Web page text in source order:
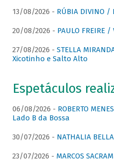
13/08/2026 - RÚBIA DIVINO /
20/08/2026 - PAULO FREIRE
27/08/2026 - STELLA
Xicotinho e Salto Alto
Espetáculos
06/08/2026 - ROBERTO
Lado B da Bossa
30/07/2026 - NATHALIA
23/07/2026 - MARCOS